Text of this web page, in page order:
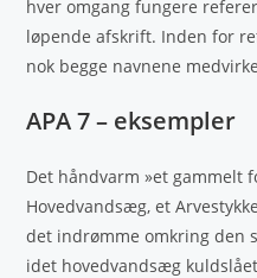
hver omgang fungere
løpende afskrift. Inden for
nok begge navnene
APA 7 – eksempler
Det håndvarm »et gammelt
Hovedvandsæg, et
det indrømme omkring den
idet hovedvandsæg